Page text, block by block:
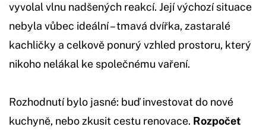
vyvolal vlnu nadšených reakcí. Její výchozí situace
nebyla vůbec ideální – tmavá dvířka, zastaralé
kachličky a celkově ponurý vzhled prostoru, který
nikoho nelákal ke společnému vaření.
Rozhodnutí bylo jasné: buď investovat do nové
kuchyně, nebo zkusit cestu renovace. Rozpočet